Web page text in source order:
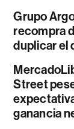
Grupo
recompra
duplicar el
Street
ganancia